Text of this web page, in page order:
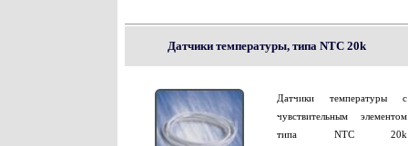
Датчики температуры, типа NTC 20k
Датчики температуры с
чувствительным элементом
типа NTC 20k